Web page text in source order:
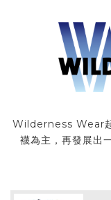
Wilderness Wear
襪為主，再發展出